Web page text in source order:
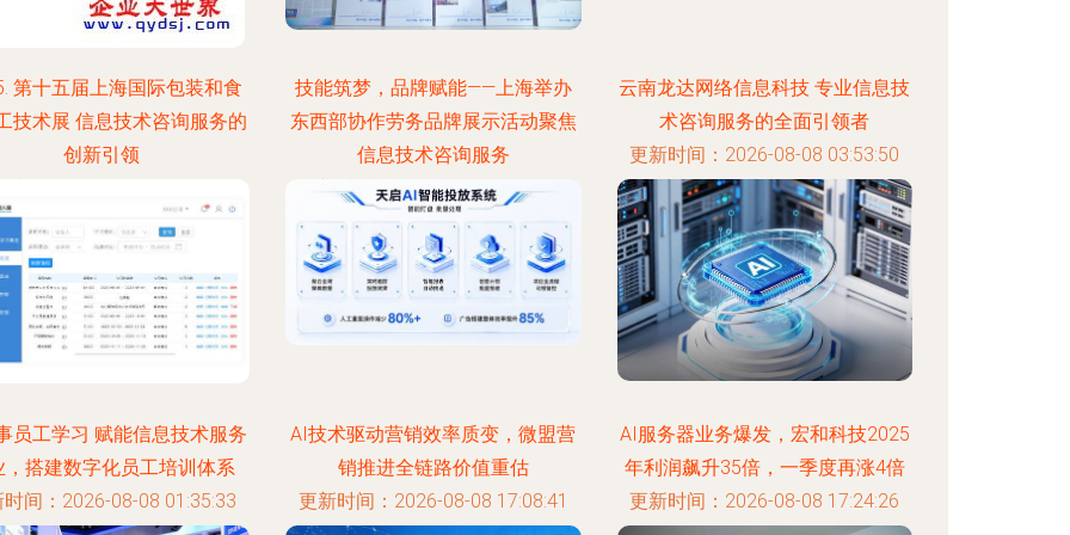
第十五届上海国际包装和食
技术展 信息技术咨询服务的
创新引领
技能筑梦，品牌赋能——上海举办
东西部协作劳务品牌展示活动聚焦
信息技术咨询服务
更新时间：2026-08-08 08:30:01
云南龙达网络信息科技 专业信息技
术咨询服务的全面引领者
更新时间：2026-08-08 03:53:50
员工学习 赋能信息技术服务
，搭建数字化员工培训体系
时间：2026-08-08 01:35:33
AI技术驱动营销效率质变，微盟营
销推进全链路价值重估
更新时间：2026-08-08 17:08:41
AI服务器业务爆发，宏和科技2025
年利润飙升35倍，一季度再涨4倍
更新时间：2026-08-08 17:24:26